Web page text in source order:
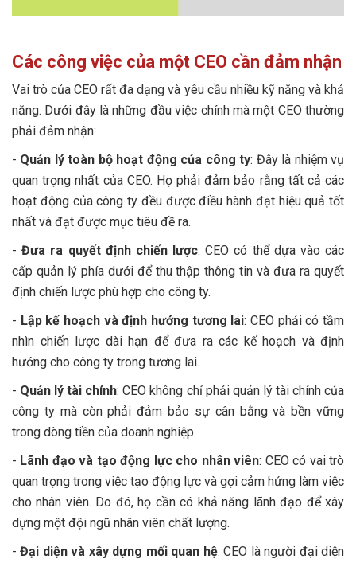
Các công việc của một CEO cần đảm nhận
Vai trò của CEO rất đa dạng và yêu cầu nhiều kỹ năng và khả
năng. Dưới đây là những đầu việc chính mà một CEO thường
phải đảm nhận:
- Quản lý toàn bộ hoạt động của công ty: Đây là nhiệm vụ
quan trọng nhất của CEO. Họ phải đảm bảo rằng tất cả các
hoạt động của công ty đều được điều hành đạt hiệu quả tốt
nhất và đạt được mục tiêu đề ra.
-Đưa ra quyết định chiến lược: CEO có thể dựa vào các
cấp quản lý phía dưới để thu thập thông tin và đưa ra quyết
định chiến lược phù hợp cho công ty.
- Lập kế hoạch và định hướng tương lai: CEO phải có tầm
nhìn chiến lược dài hạn để đưa ra các kế hoạch và định
hướng cho công ty trong tương lai.
- Quản lý tài chính: CEO không chỉ phải quản lý tài chính của
công ty mà còn phải đảm bảo sự cân bằng và bền vững
trong dòng tiền của doanh nghiệp.
- Lãnh đạo và tạo động lực cho nhân viên: CEO có vai trò
quan trọng trong việc tạo động lực và gợi cảm hứng làm việc
cho nhân viên. Do đó, họ cần có khả năng lãnh đạo để xây
dựng một đội ngũ nhân viên chất lượng.
-Đại diện và xây dựng mối quan hệ: CEO là người đại diện